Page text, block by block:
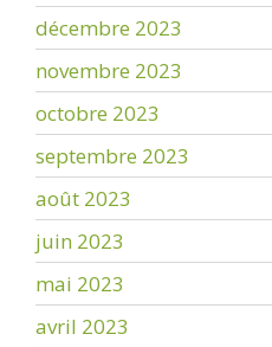
décembre 2023
novembre 2023
octobre 2023
septembre 2023
août 2023
juin 2023
mai 2023
avril 2023